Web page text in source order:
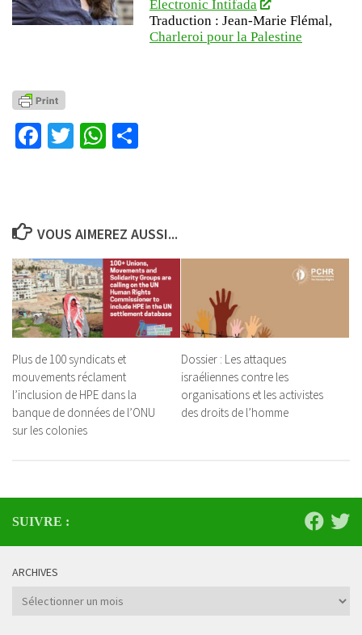
Electronic Intifada
Traduction : Jean-Marie Flémal,
Charleroi pour la Palestine
Facebook
TwitterWhatsApp
VOUS AIMEREZ AUSSI...
Plus de 100 syndicats et
mouvements réclament
l’inclusion de HPE dans la
banque de données de l’ONU
sur les colonies
Dossier : Les attaques
israéliennes contre les
organisations et les activistes
des droits de l’homme
SUIVRE :
ARCHIVES
Archives